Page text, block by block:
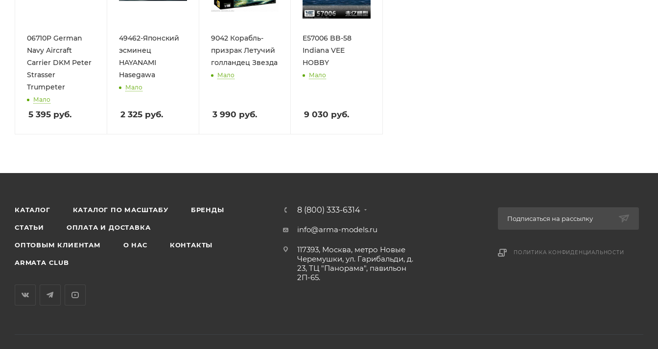
06710P German
Navy Aircraft
Carrier DKM Peter
Strasser
Trumpeter
Мало
5 395 руб.
49462-Японский
эсминец
HAYANAMI
Hasegawa
Мало
2 325руб.
9042 Корабль-
призрак Летучий
голландец Звезда
Мало
3 990 руб.
E57006 BB-58
Indiana VEE
HOBBY
Мало
9 030 руб.
КАТАЛОГ КАТАЛОГ ПО МАСШТАБУ БРЕНДЫ
СТАТЬИ ОПЛАТА И ДОСТАВКА
ОПТОВЫМ КЛИЕНТАМ О НАС КОНТАКТЫ
ARMATA CLUB
8 (800) 333-6314
info@arma-models.ru
117393, Москва, метро Новые
Черемушки, ул. Гарибальди, д.
23, ТЦ "Панорама", павильон
2П-65.
Подписаться на рассылку
ПОЛИТИКА КОНФИДЕНЦИАЛЬНОСТИ